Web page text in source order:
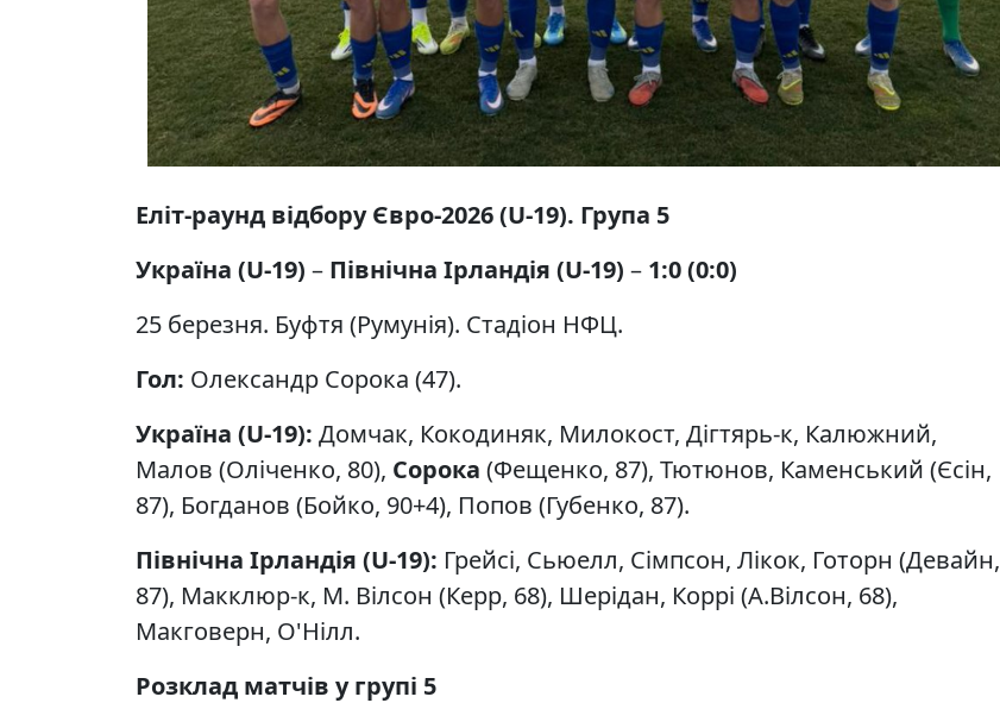
Еліт-раунд відбору Євро-2026 (U-19). Група 5
Україна (U-19) – Північна Ірландія (U-19) – 1:0 (0:0)
25 березня. Буфтя (Румунія). Стадіон НФЦ.
Гол: Олександр Сорока (47).
Україна (U-19): Домчак, Кокодиняк, Милокост, Дігтярь-к, Калюжний,
Малов (Оліченко, 80), Сорока (Фещенко, 87), Тютюнов, Каменський (Єсін,
87), Богданов (Бойко, 90+4), Попов (Губенко, 87).
Північна Ірландія (U-19): Грейсі, Сьюелл, Сімпсон, Лікок, Готорн (Девайн,
87), Макклюр-к, М. Вілсон (Керр, 68), Шерідан, Коррі (А.Вілсон, 68),
Макговерн, О'Нілл.
Розклад матчів у групі 5